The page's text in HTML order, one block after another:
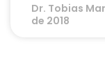
Dr. Tobias
de 2018